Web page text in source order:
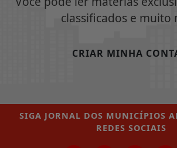
classificados e muito
CRIAR MINHA
SIGA JORNAL DOS MUNICÍPIOS
REDES SOCIAIS